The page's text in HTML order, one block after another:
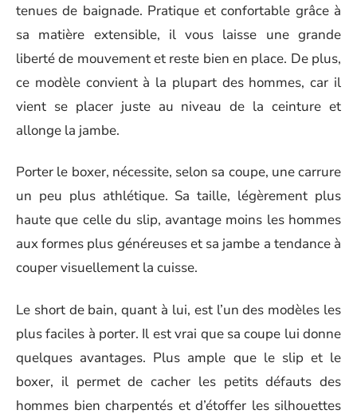
tenues de baignade. Pratique et confortable grâce à
sa matière extensible, il vous laisse une grande
liberté de mouvement et reste bien en place. De plus,
ce modèle convient à la plupart des hommes, car il
vient se placer juste au niveau de la ceinture et
allonge la jambe.
Porter le boxer, nécessite, selon sa coupe, une carrure
un peu plus athlétique. Sa taille, légèrement plus
haute que celle du slip, avantage moins les hommes
aux formes plus généreuses et sa jambe a tendance à
couper visuellement la cuisse.
Le short de bain, quant à lui, est l’un des modèles les
plus faciles à porter. Il est vrai que sa coupe lui donne
quelques avantages. Plus ample que le slip et le
boxer, il permet de cacher les petits défauts des
hommes bien charpentés et d’étoffer les silhouettes